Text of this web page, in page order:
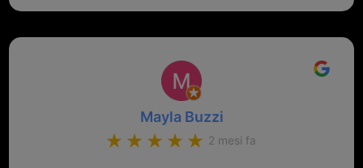
Sicuramente tornerò qui per qualsiasi altro problema.
Mayla Buzzi
2 mesi fa